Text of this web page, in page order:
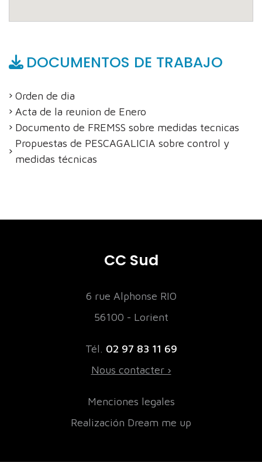
DOCUMENTOS DE TRABAJO
Orden de dia
Acta de la reunion de Enero
Documento de FREMSS sobre medidas tecnicas
Propuestas de PESCAGALICIA sobre control y
medidas técnicas
CC Sud
6 rue Alphonse RIO
56100 - Lorient
Tél. 02 97 83 11 69
Nous contacter ›
Menciones legales
Realización Dream me up